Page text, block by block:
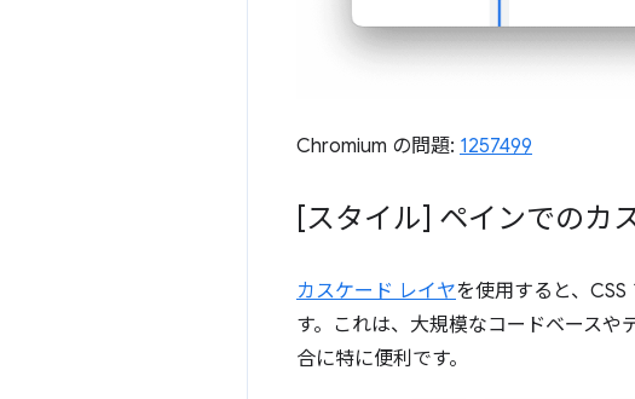
Chromium の問題: 1257499
[スタイル] ペインでのカ
カスケード レイヤを使用すると、
す。これは、大規模なコードベース
合に特に便利です。